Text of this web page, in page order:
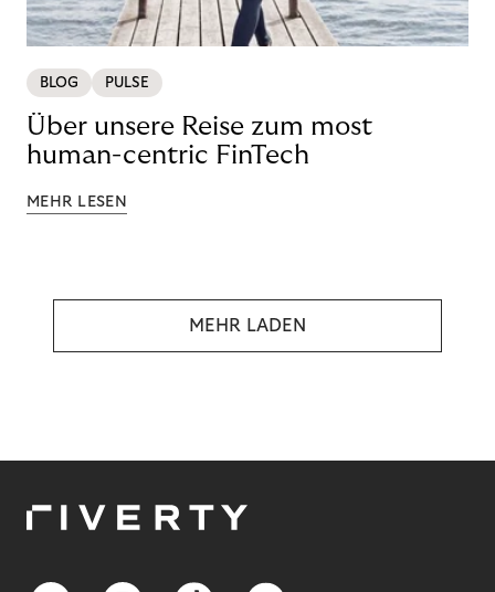
BLOG PULSE
Über unsere Reise zum most
human-centric FinTech
MEHR LESEN
MEHR LADEN